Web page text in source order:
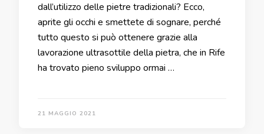
dall’utilizzo delle pietre tradizionali? Ecco,
aprite gli occhi e smettete di sognare, perché
tutto questo si può ottenere grazie alla
lavorazione ultrasottile della pietra, che in Rife
ha trovato pieno sviluppo ormai …
21 MAGGIO 2021